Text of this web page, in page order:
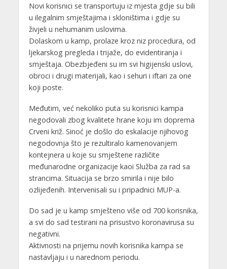
Novi korisnici se transportuju iz mjesta gdje su bili
u ilegalnim smještajima i skloništima i gdje su
živjeli u nehumanim uslovima.
Dolaskom u kamp, prolaze kroz niz procedura, od
ljekarskog pregleda i trijaže, do evidentiranja i
smještaja. Obezbjeđeni su im svi higijenski uslovi,
obroci i drugi materijali, kao i sehuri i iftari za one
koji poste.
Međutim, već nekoliko puta su korisnici kampa
negodovali zbog kvalitete hrane koju im doprema
Crveni križ. Sinoć je došlo do eskalacije njihovog
negodovnja što je rezultiralo kamenovanjem
kontejnera u koje su smještene različite
međunarodne organizacije kaoi Služba za rad sa
strancima. Situacija se brzo smirila i nije bilo
ozlijeđenih. Intervenisali su i pripadnici MUP-a.
Do sad je u kamp smješteno više od 700 korisnika,
a svi do sad testirani na prisustvo koronavirusa su
negativni.
Aktivnosti na prijemu novih korisnika kampa se
nastavljaju i u narednom periodu.